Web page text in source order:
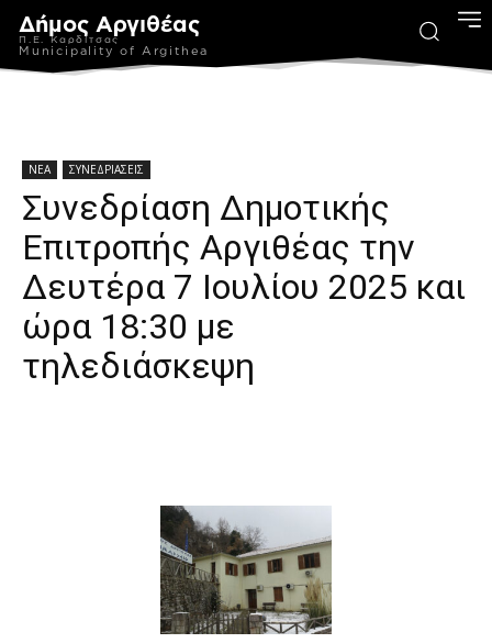
Δήμος Αργιθέας
Π.Ε. Καρδίτσας
Municipality of Argithea
ΝΕΑ ΣΥΝΕΔΡΙΑΣΕΙΣ
Συνεδρίαση Δημοτικής
Επιτροπής Αργιθέας την
Δευτέρα 7 Ιουλίου 2025 και
ώρα 18:30 με
τηλεδιάσκεψη